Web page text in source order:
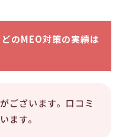
のMEO対策の実績は
ございます。口コミ
ます。